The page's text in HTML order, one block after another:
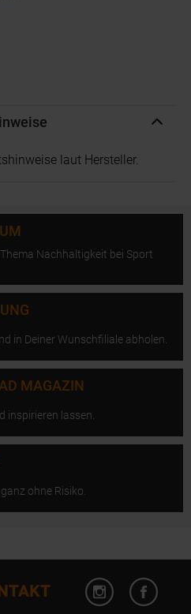
laut Hersteller.
Nachhaltigkeit bei Sport
in Deiner Wunschfiliale abholen.
MAGAZIN
inspirieren lassen.
ohne Risiko.
Instagram